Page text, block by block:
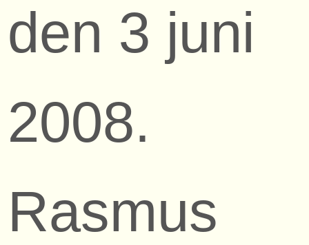
den 3 juni
2008.
Rasmus